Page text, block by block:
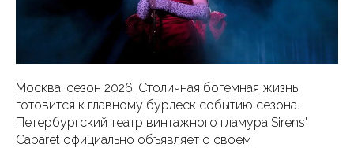
Москва, сезон 2026. Столичная богемная жизнь
готовится к главному бурлеск событию сезона.
Петербургский театр винтажного гламура Sirens'
Cabaret официально объявляет о своем